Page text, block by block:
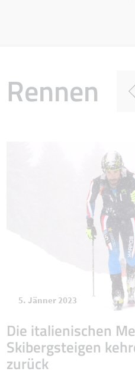
Rennen
5. Jänner 2023
Die italienischen
Skibergsteigen
zurück